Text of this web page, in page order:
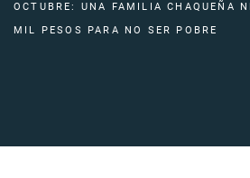
OCTUBRE: UNA FAMILIA CHAQUEÑA
MIL PESOS PARA NO SER POBRE